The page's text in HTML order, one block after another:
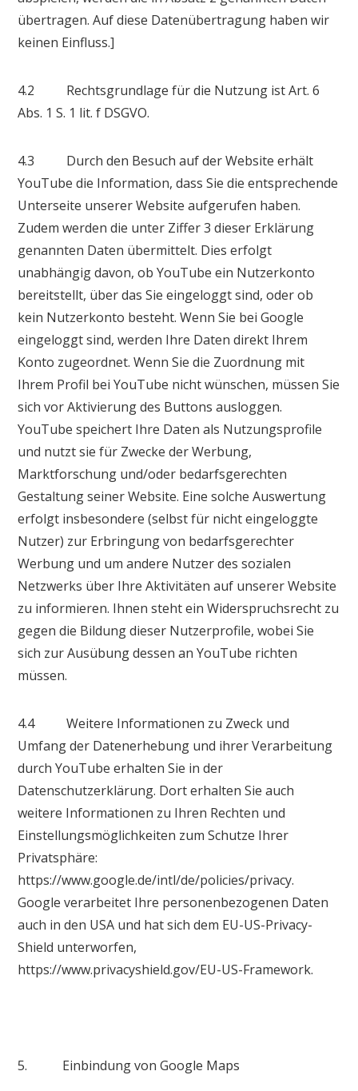
übertragen. Auf diese Datenübertragung haben wir
keinen Einfluss.]
4.2 Rechtsgrundlage für die Nutzung ist Art. 6
Abs. 1 S. 1 lit. f DSGVO.
4.3 Durch den Besuch auf der Website erhält
YouTube die Information, dass Sie die entsprechende
Unterseite unserer Website aufgerufen haben.
Zudem werden die unter Ziffer 3 dieser Erklärung
genannten Daten übermittelt. Dies erfolgt
unabhängig davon, ob YouTube ein Nutzerkonto
bereitstellt, über das Sie eingeloggt sind, oder ob
kein Nutzerkonto besteht. Wenn Sie bei Google
eingeloggt sind, werden Ihre Daten direkt Ihrem
Konto zugeordnet. Wenn Sie die Zuordnung mit
Ihrem Profil bei YouTube nicht wünschen, müssen Sie
sich vor Aktivierung des Buttons ausloggen.
YouTube speichert Ihre Daten als Nutzungsprofile
und nutzt sie für Zwecke der Werbung,
Marktforschung und/oder bedarfsgerechten
Gestaltung seiner Website. Eine solche Auswertung
erfolgt insbesondere (selbst für nicht eingeloggte
Nutzer) zur Erbringung von bedarfsgerechter
Werbung und um andere Nutzer des sozialen
Netzwerks über Ihre Aktivitäten auf unserer Website
zu informieren. Ihnen steht ein Widerspruchsrecht zu
gegen die Bildung dieser Nutzerprofile, wobei Sie
sich zur Ausübung dessen an YouTube richten
müssen.
4.4 Weitere Informationen zu Zweck und
Umfang der Datenerhebung und ihrer Verarbeitung
durch YouTube erhalten Sie in der
Datenschutzerklärung. Dort erhalten Sie auch
weitere Informationen zu Ihren Rechten und
Einstellungsmöglichkeiten zum Schutze Ihrer
Privatsphäre:
https://www.google.de/intl/de/policies/privacy.
Google verarbeitet Ihre personenbezogenen Daten
auch in den USA und hat sich dem EU-US-Privacy-
Shield unterworfen,
https://www.privacyshield.gov/EU-US-Framework.
5. Einbindung von Google Maps